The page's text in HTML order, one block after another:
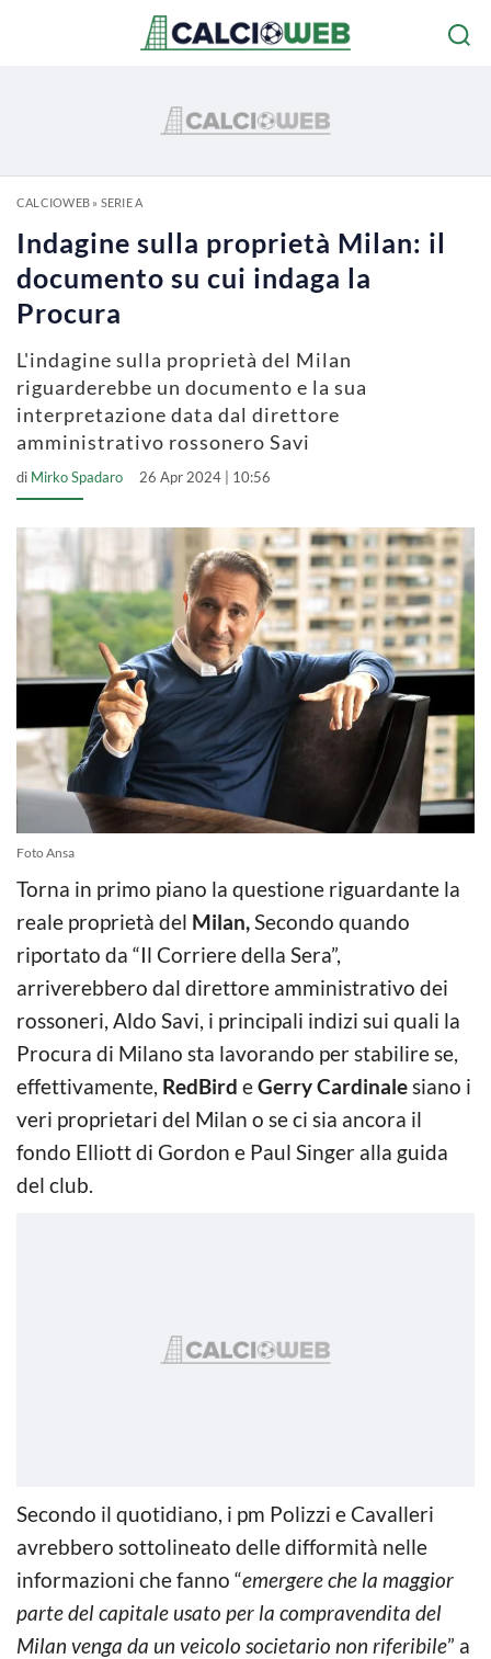
CALCIOWEB» SERIE A
Indagine sulla proprietà Milan: il
documento su cui indaga la
Procura
L'indagine sulla proprietà del Milan
riguarderebbe un documento e la sua
interpretazione data dal direttore
amministrativo rossonero Savi
di Mirko Spadaro 26 Apr 2024 | 10:56
Foto Ansa
Torna in primo piano la questione riguardante la
reale proprietà del Milan,Secondo quando
riportato da “Il Corriere della Sera”,
arriverebbero dal direttore amministrativo dei
rossoneri, Aldo Savi, i principali indizi sui quali la
Procura di Milano sta lavorando per stabilire se,
effettivamente, RedBird eGerry Cardinalesiano i
veri proprietari del Milan o se ci sia ancora il
fondo Elliott di Gordon e Paul Singer alla guida
del club.
Secondo il quotidiano, i pm Polizzi e Cavalleri
avrebbero sottolineato delle difformità nelle
informazioni che fanno “emergere che la maggior
parte del capitale usato per la compravendita del
Milan venga da un veicolo societario non riferibile” a